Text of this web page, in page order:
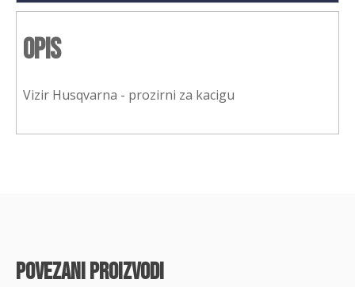
Opis
Vizir Husqvarna - prozirni za kacigu
povezani proizvodi